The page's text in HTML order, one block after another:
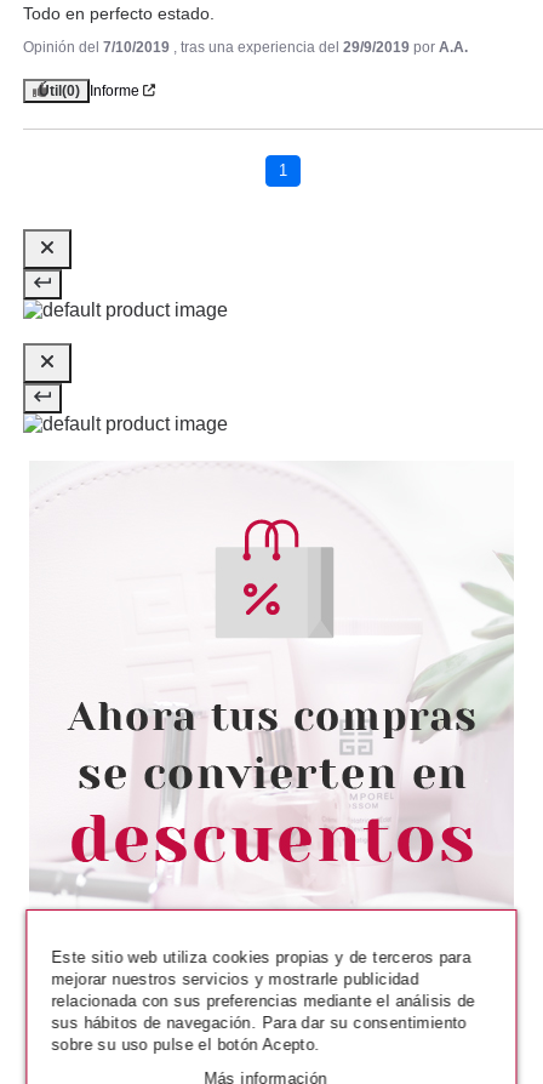
EUGENE PERMA COLLECTIONS
CABELLOS TEÑIDOS 200 ML
L'OREAL PROFESIONAL SCALP
13.50€
REVLON
REVLON BE FABULOUS HAIR
Todo en perfecto estado.
Opinión del 7/10/2019 , tras una experiencia del 29/9/2019 por A.A.
Útil (0) Informe
1
Este sitio web utiliza cookies propias y de terceros para
mejorar nuestros servicios y mostrarle publicidad
relacionada con sus preferencias mediante el análisis de
sus hábitos de navegación. Para dar su consentimiento
sobre su uso pulse el botón Acepto.
Más información